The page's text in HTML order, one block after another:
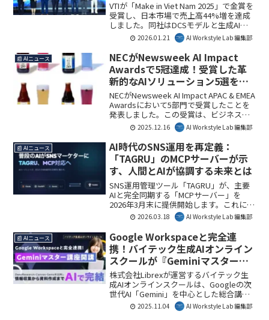
Lab編集部としては、導入検討の解像度を
高める貴重な資料として注目していま
す。
型支援
VTIが「Make in Viet Nam 2025」で金賞を
受賞し、日本市場で売上高44%増を達成
しました。同社はDCSモデルと生成AIを
核とした包括的なDXソリューションを提
供し、製造・小売業の課題解決に貢献し
ています。この動きは、日本企業のデジ
タル変革を加速させる重要な示唆を含ん
でいます。AI Workstyle Lab編集部として
は、VTIの生成AI活用戦略が今後のDX推進
の鍵を握ると分析しています。
2026.01.21 AI Workstyle Lab 編集部
📰 AIニュース
NECがNewsweek AI Impact
Awardsで5冠達成！受賞した革
新的なAIソリューション5選を徹
底解説
NECがNewsweek AI Impact APAC & EMEA
Awardsにおいて5部門で受賞したことを
発表しました。この受賞は、ビジネス課
題を解決するためにAIを独自に活用した
NECの実践が世界的に評価されたことを
意味し、AIの多様なビジネス適用事例が
示されています。AI Workstyle Lab編集部
としては、これらの具体的な取り組み
が、今後のAI導入を検討する企業にとっ
て重要な示唆を与えるものと捉えていま
す。
2025.12.16 AI Workstyle Lab 編集部
📰 AIニュース
AI時代のSNS運用を再定義：
「TAGRU」のMCPサーバーが示
す、人間とAIが協調する未来とは
SNS運用管理ツール「TAGRU」が、主要
AIと完全同期する「MCPサーバー」を
2026年3月末に提供開始します。これによ
り、AIがSNS運用タスクを直接代行し、ク
リエイティブな戦略立案に集中できる新
時代が到来します。AI Workstyle Lab編集
部としては、AIとの協調が仕事のあり方
を大きく変える一歩と捉えています。
2026.03.18 AI Workstyle Lab 編集部
📰 AIニュース
Google Workspaceと完全連
携！バイテック生成AIオンライン
スクールが『Geminiマスター講
座』を開講 – 情報収集から資料作
成までAIで完結
株式会社Librexが運営するバイテック生
成AIオンラインスクールは、Googleの次
世代AI「Gemini」を中心とした総合講座
「Geminiマスター講座」を新たに開講し
ました。本講座は、Google Workspace
2025.11.04 AI Workstyle Lab 編集部